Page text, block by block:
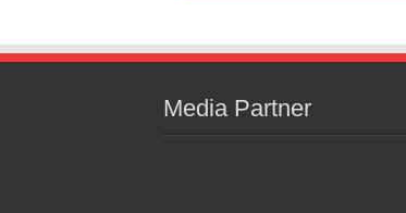
Media Partner